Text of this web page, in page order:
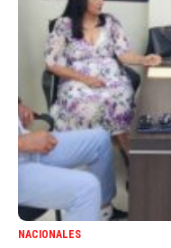
NACIONALES